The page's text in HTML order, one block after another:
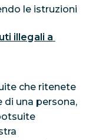
le istruzioni
illegali a
che ritenete
una persona,